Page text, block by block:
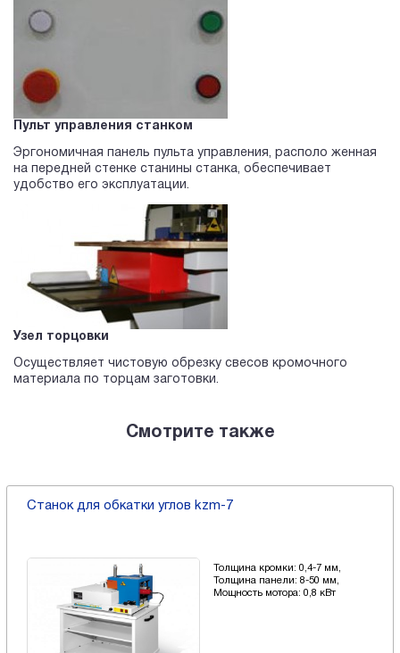
Пульт управления станком
Эргономичная панель пульта управления, располо женная
на передней стенке станины станка, обеспечивает
удобство его эксплуатации.
Узел торцовки
Осуществляет чистовую обрезку свесов кромочного
материала по торцам заготовки.
Смотрите также
Станок для обкатки углов kzm-7
Толщина кромки: 0,4-7 мм,
Толщина панели: 8-50 мм,
Мощность мотора: 0,8 кВт